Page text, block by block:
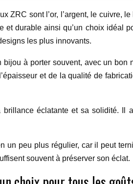
sont l’or, l’argent, le cuivre, le
durable ainsi qu’un choix idéal
les plus innovants.
à porter souvent, avec un
et de la qualité de
éclatante et sa solidité. Il
un peu plus régulier, car il peut
souvent à préserver son éclat.